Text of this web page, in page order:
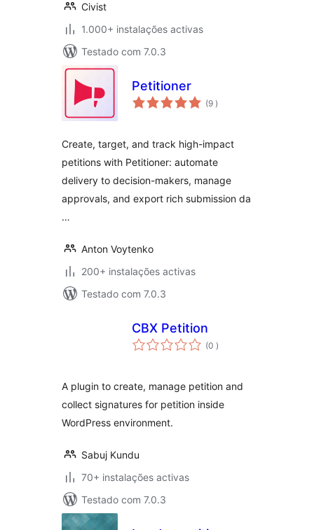
Civist
1.000+ instalações activas
Testado com 7.0.3
Petitioner
(9 classificações
)
Create, target, and track high-impact
petitions with Petitioner: automate
delivery to decision-makers, manage
approvals, and export rich submission da
…
Anton Voytenko
200+ instalações activas
Testado com 7.0.3
CBX Petition
(0 classificações
)
A plugin to create, manage petition and
collect signatures for petition inside
WordPress environment.
Sabuj Kundu
70+ instalações activas
Testado com 7.0.3